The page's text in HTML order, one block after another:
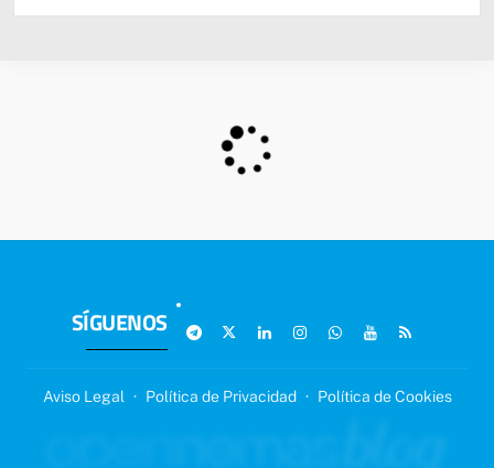
SÍGUENOS
Aviso Legal · Política de Privacidad · Política de Cookies